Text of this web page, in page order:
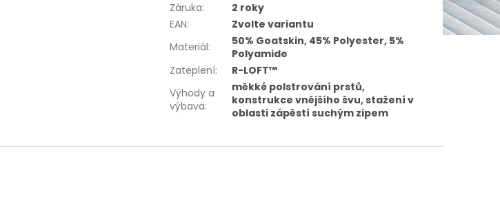
Záruka:
2 roky
EAN:
Zvolte variantu
Materiál:
50% Goatskin, 45% Polyester, 5%
Polyamide
Zateplení:
R-LOFT™
Výhody a
výbava:
měkké polstrování prstů,
konstrukce vnějšího švu, stažení v
oblasti zápěstí suchým zipem